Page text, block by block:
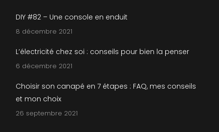
DIY #82 – Une console en enduit
8 décembre 2021
L’électricité chez soi : conseils pour bien la penser
6 décembre 2021
Choisir son canapé en 7 étapes : FAQ, mes conseils
et mon choix
26 septembre 2021